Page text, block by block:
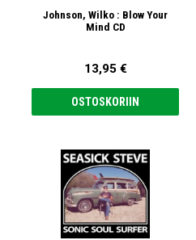
Johnson, Wilko : Blow Your
Mind CD
13,95 €
OSTOSKORIIN